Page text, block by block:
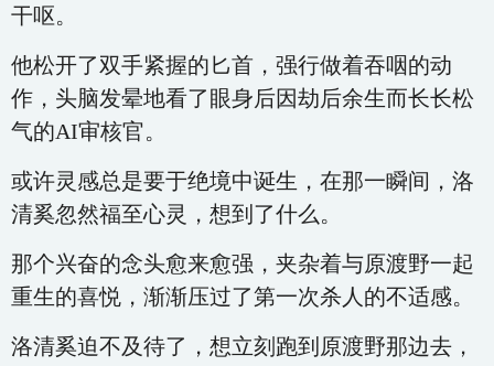
干呕。
他松开了双手紧握的匕首，强行做着吞咽的动
作，头脑发晕地看了眼身后因劫后余生而长长松
气的AI审核官。
或许灵感总是要于绝境中诞生，在那一瞬间，洛
清奚忽然福至心灵，想到了什么。
那个兴奋的念头愈来愈强，夹杂着与原渡野一起
重生的喜悦，渐渐压过了第一次杀人的不适感。
洛清奚迫不及待了，想立刻跑到原渡野那边去，